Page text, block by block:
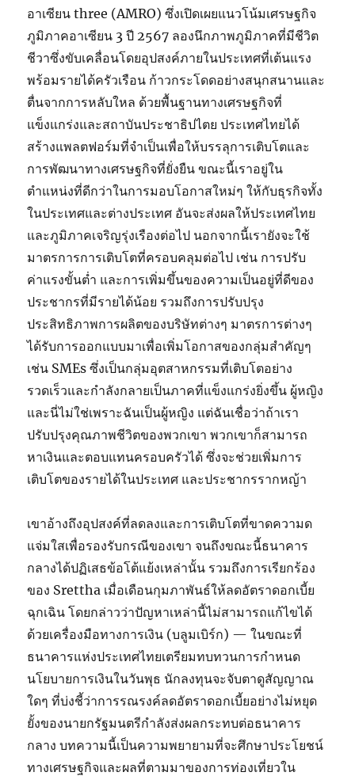
อาเซียน three (AMRO) ซึ่งเปิดเผยแนวโน้มเศรษฐกิจ
ภูมิภาคอาเซียน 3 ปี 2567 ลองนึกภาพภูมิภาคที่มีชีวิต
ชีวาซึ่งขับเคลื่อนโดยอุปสงค์ภายในประเทศที่เต้นแรง
พร้อมรายได้ครัวเรือน ก้าวกระโดดอย่างสนุกสนานและ
ตื่นจากการหลับใหล ด้วยพื้นฐานทางเศรษฐกิจที่
แข็งแกร่งและสถาบันประชาธิปไตย ประเทศไทยได้
สร้างแพลตฟอร์มที่จำเป็นเพื่อให้บรรลุการเติบโตและ
การพัฒนาทางเศรษฐกิจที่ยั่งยืน ขณะนี้เราอยู่ใน
ตำแหน่งที่ดีกว่าในการมอบโอกาสใหม่ๆ ให้กับธุรกิจทั้ง
ในประเทศและต่างประเทศ อันจะส่งผลให้ประเทศไทย
และภูมิภาคเจริญรุ่งเรืองต่อไป นอกจากนี้เรายังจะใช้
มาตรการการเติบโตที่ครอบคลุมต่อไป เช่น การปรับ
ค่าแรงขั้นต่ำ และการเพิ่มขึ้นของความเป็นอยู่ที่ดีของ
ประชากรที่มีรายได้น้อย รวมถึงการปรับปรุง
ประสิทธิภาพการผลิตของบริษัทต่างๆ มาตรการต่างๆ
ได้รับการออกแบบมาเพื่อเพิ่มโอกาสของกลุ่มสำคัญๆ
เช่น SMEs ซึ่งเป็นกลุ่มอุตสาหกรรมที่เติบโตอย่าง
รวดเร็วและกำลังกลายเป็นภาคที่แข็งแกร่งยิ่งขึ้น ผู้หญิง
และนี่ไม่ใช่เพราะฉันเป็นผู้หญิง แต่ฉันเชื่อว่าถ้าเรา
ปรับปรุงคุณภาพชีวิตของพวกเขา พวกเขาก็สามารถ
หาเงินและตอบแทนครอบครัวได้ ซึ่งจะช่วยเพิ่มการ
เติบโตของรายได้ในประเทศ และประชากรรากหญ้า
เขาอ้างถึงอุปสงค์ที่ลดลงและการเติบโตที่ขาดความด
แจ่มใสเพื่อรองรับกรณีของเขา จนถึงขณะนี้ธนาคาร
กลางได้ปฏิเสธข้อโต้แย้งเหล่านั้น รวมถึงการเรียกร้อง
ของ Srettha เมื่อเดือนกุมภาพันธ์ให้ลดอัตราดอกเบี้ย
ฉุกเฉิน โดยกล่าวว่าปัญหาเหล่านี้ไม่สามารถแก้ไขได้
ด้วยเครื่องมือทางการเงิน (บลูมเบิร์ก) — ในขณะที่
ธนาคารแห่งประเทศไทยเตรียมทบทวนการกำหนด
นโยบายการเงินในวันพุธ นักลงทุนจะจับตาดูสัญญาณ
ใดๆ ที่บ่งชี้ว่าการรณรงค์ลดอัตราดอกเบี้ยอย่างไม่หยุด
ยั้งของนายกรัฐมนตรีกำลังส่งผลกระทบต่อธนาคาร
กลาง บทความนี้เป็นความพยายามที่จะศึกษาประโยชน์
ทางเศรษฐกิจและผลที่ตามมาของการท่องเที่ยวใน